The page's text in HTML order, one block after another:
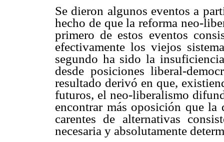
Se dieron algunos eventos a
hecho de que la reforma neo-
primero de estos eventos
efectivamente los viejos
segundo ha sido la
desde posiciones liberal-
resultado derivó en que,
futuros, el neo-liberalismo
encontrar más oposición que la
carentes de alternativas
necesaria y absolutamente